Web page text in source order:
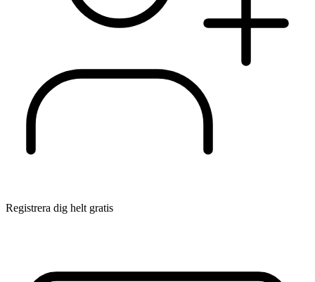
Registrera dig helt gratis